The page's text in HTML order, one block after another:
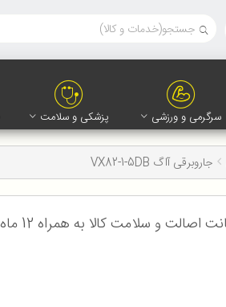
سرگرمی و ورزشی پزشکی و سلامت
جاروبرقی آاگ VX82-1-5DB